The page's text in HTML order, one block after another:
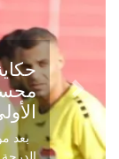
بعد
Previous